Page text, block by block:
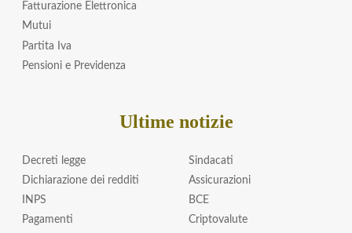
Fatturazione Elettronica
Mutui
Partita Iva
Pensioni e Previdenza
Ultime notizie
Decreti legge
Dichiarazione dei redditi
INPS
Pagamenti
Sindacati
Assicurazioni
BCE
Criptovalute